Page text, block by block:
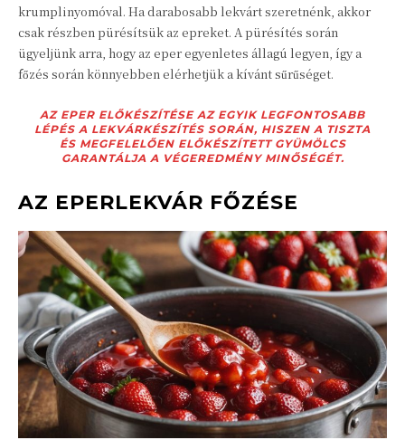
krumplinyomóval. Ha darabosabb lekvárt szeretnénk, akkor
csak részben pürésítsük az epreket. A pürésítés során
ügyeljünk arra, hogy az eper egyenletes állagú legyen, így a
főzés során könnyebben elérhetjük a kívánt sűrűséget.
AZ EPER ELŐKÉSZÍTÉSE AZ EGYIK LEGFONTOSABB
LÉPÉS A LEKVÁRKÉSZÍTÉS SORÁN, HISZEN A TISZTA
ÉS MEGFELELŐEN ELŐKÉSZÍTETT GYÜMÖLCS
GARANTÁLJA A VÉGEREDMÉNY MINŐSÉGÉT.
AZ EPERLEKVÁR FŐZÉSE